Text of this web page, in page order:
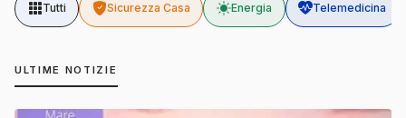
Tutti Sicurezza Casa Energia Telemedicina
ULTIME NOTIZIE